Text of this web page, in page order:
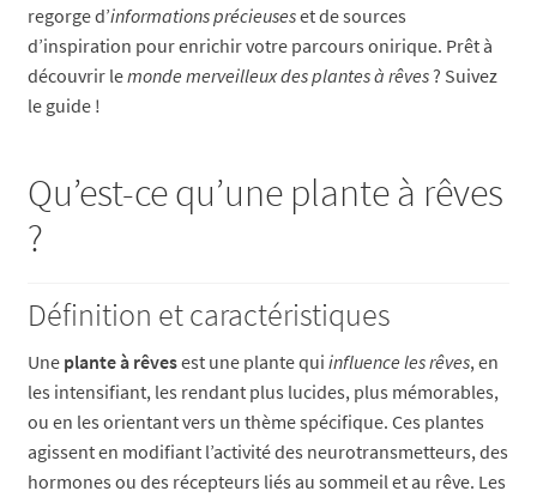
regorge d’informations précieuseset de sources
d’inspiration pour enrichir votre parcours onirique. Prêt à
découvrir lemonde merveilleux des plantes à rêves? Suivez
le guide !
Qu’est-ce qu’une plante à rêves
?
Définition et caractéristiques
Une plante à rêvesest une plante qui influence les rêves, en
les intensifiant, les rendant plus lucides, plus mémorables,
ou en les orientant vers un thème spécifique. Ces plantes
agissent en modifiant l’activité des neurotransmetteurs, des
hormones ou des récepteurs liés au sommeil et au rêve. Les